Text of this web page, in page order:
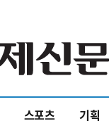
스포츠 기획